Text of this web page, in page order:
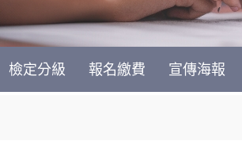
檢定分級 報名繳費 宣傳海報